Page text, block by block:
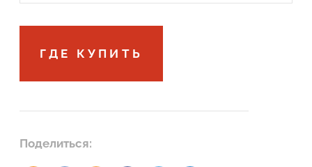
ГДЕ КУПИТЬ
Поделиться:
Подтвердите, что вы не робот
ОТПРАВИТЬ ЗАЯВКУ
Подтвердите, что вы не робот